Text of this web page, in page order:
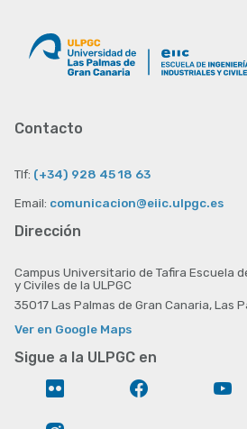
Contacto
Tlf: (+34) 928 45 18 63
Email: comunicacion@eiic.ulpgc.es
Dirección
Campus Universitario de Tafira Escuela
y Civiles de la ULPGC
35017 Las Palmas de Gran Canaria, Las
Ver en Google Maps
Sigue a la ULPGC en